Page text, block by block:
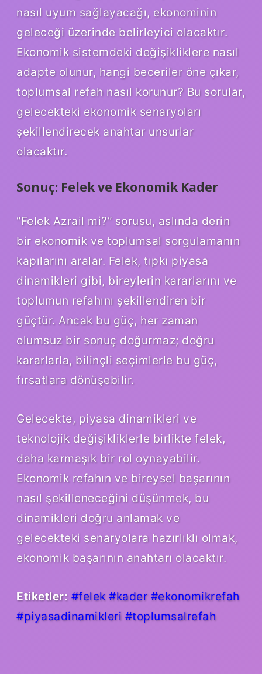
nasıl uyum sağlayacağı, ekonominin
geleceği üzerinde belirleyici olacaktır.
Ekonomik sistemdeki değişikliklere nasıl
adapte olunur, hangi beceriler öne çıkar,
toplumsal refah nasıl korunur? Bu sorular,
gelecekteki ekonomik senaryoları
şekillendirecek anahtar unsurlar
olacaktır.
Sonuç: Felek ve Ekonomik Kader
“Felek Azrail mi?” sorusu, aslında derin
bir ekonomik ve toplumsal sorgulamanın
kapılarını aralar. Felek, tıpkı piyasa
dinamikleri gibi, bireylerin kararlarını ve
toplumun refahını şekillendiren bir
güçtür. Ancak bu güç, her zaman
olumsuz bir sonuç doğurmaz; doğru
kararlarla, bilinçli seçimlerle bu güç,
fırsatlara dönüşebilir.
Gelecekte, piyasa dinamikleri ve
teknolojik değişikliklerle birlikte felek,
daha karmaşık bir rol oynayabilir.
Ekonomik refahın ve bireysel başarının
nasıl şekilleneceğini düşünmek, bu
dinamikleri doğru anlamak ve
gelecekteki senaryolara hazırlıklı olmak,
ekonomik başarının anahtarı olacaktır.
Etiketler: #felek #kader #ekonomikrefah
#piyasadinamikleri #toplumsalrefah